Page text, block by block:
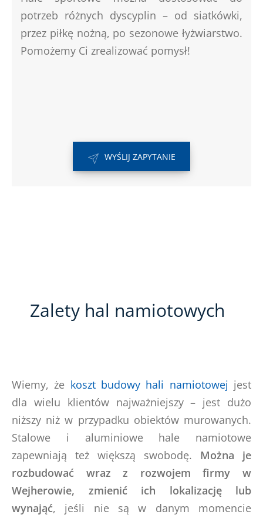
potrzeb różnych dyscyplin – od siatkówki,
przez piłkę nożną, po sezonowe łyżwiarstwo.
Pomożemy Ci zrealizować pomysł!
WYŚLIJ ZAPYTANIE
Zalety hal namiotowych
Wiemy, że koszt budowy hali namiotowej jest
dla wielu klientów najważniejszy – jest dużo
niższy niż w przypadku obiektów murowanych.
Stalowe i aluminiowe hale namiotowe
zapewniają też większą swobodę. Można je
rozbudować wraz z rozwojem firmy w
Wejherowie, zmienić ich lokalizację lub
wynająć, jeśli nie są w danym momencie